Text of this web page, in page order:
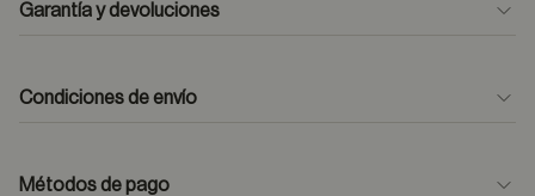
Garantía y devoluciones
Condiciones de envío
Métodos de pago